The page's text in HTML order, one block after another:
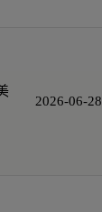
2026-06-28